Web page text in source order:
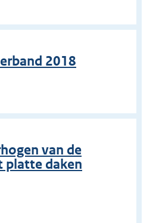
2018
van de
platte daken